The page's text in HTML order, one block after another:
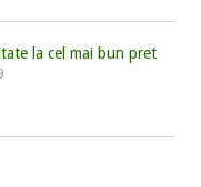
la cel mai bun pret